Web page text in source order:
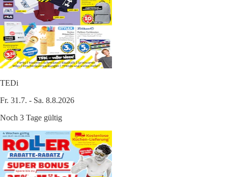
TEDi
Fr. 31.7. - Sa. 8.8.2026
Noch 3 Tage gültig